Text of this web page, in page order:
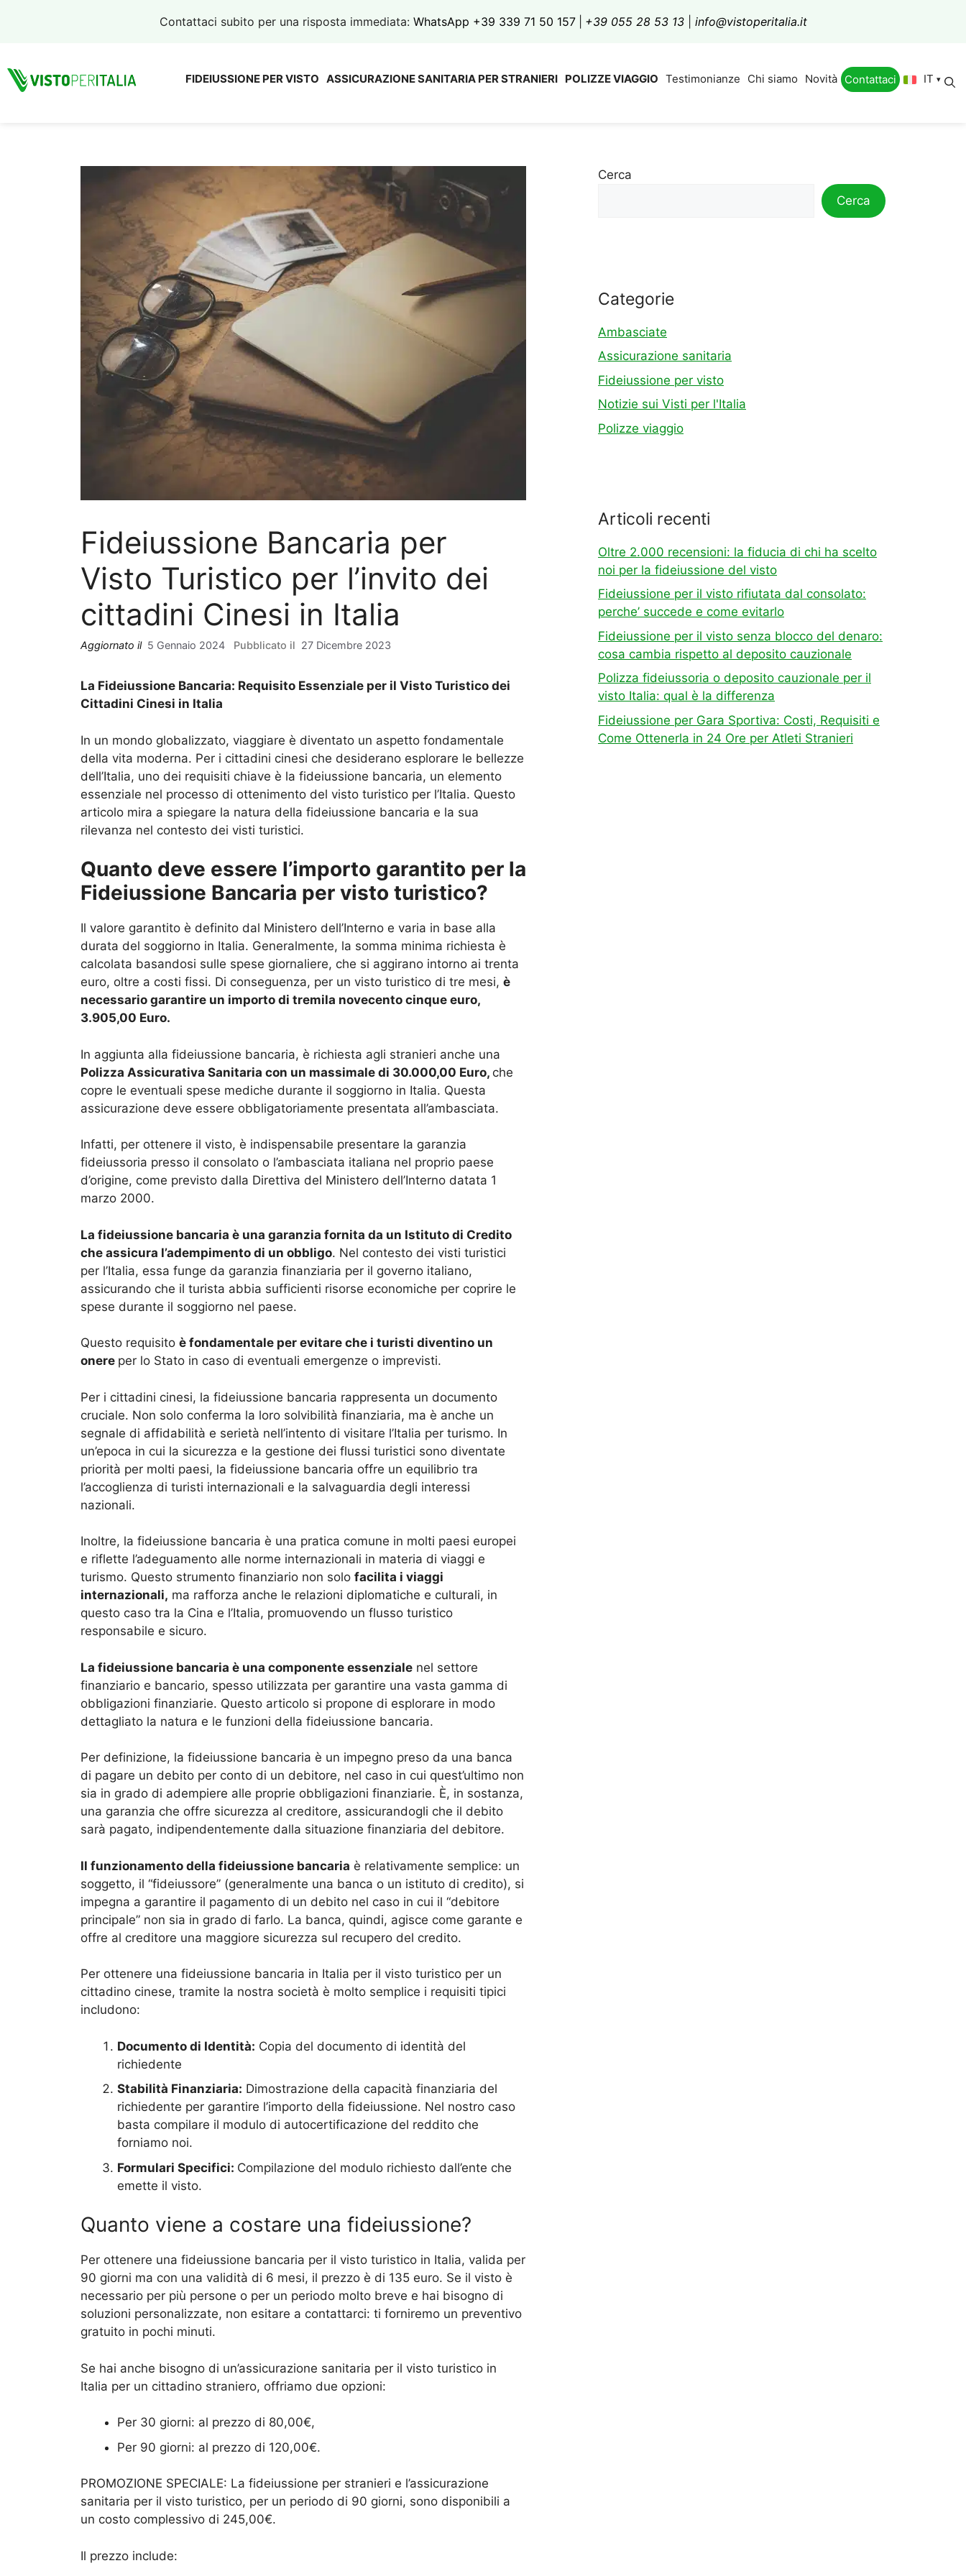
Contattaci subito per una risposta immediata: WhatsApp +39 339 71 50 157 +39 055 28 53 13 info@vistoperitalia.it
FIDEIUSSIONE PER VISTO ASSICURAZIONE SANITARIA PER STRANIERI POLIZZE VIAGGIO Testimonianze Chi siamo Novità Contattaci IT
Fideiussione Bancaria per
Visto Turistico per l’invito dei
cittadini Cinesi in Italia
5 Gennaio 2024 27 Dicembre 2023
La Fideiussione Bancaria: Requisito Essenziale per il Visto Turistico dei
Cittadini Cinesi in Italia
In un mondo globalizzato, viaggiare è diventato un aspetto fondamentale
della vita moderna. Per i cittadini cinesi che desiderano esplorare le bellezze
dell’Italia, uno dei requisiti chiave è la fideiussione bancaria, un elemento
essenziale nel processo di ottenimento del visto turistico per l’Italia. Questo
articolo mira a spiegare la natura della fideiussione bancaria e la sua
rilevanza nel contesto dei visti turistici.
Quanto deve essere l’importo garantito per la
Fideiussione Bancaria per visto turistico?
Il valore garantito è definito dal Ministero dell’Interno e varia in base alla
durata del soggiorno in Italia. Generalmente, la somma minima richiesta è
calcolata basandosi sulle spese giornaliere, che si aggirano intorno ai trenta
euro, oltre a costi fissi. Di conseguenza, per un visto turistico di tre mesi, è
necessario garantire un importo di tremila novecento cinque euro,
3.905,00 Euro.
In aggiunta alla fideiussione bancaria, è richiesta agli stranieri anche una
Polizza Assicurativa Sanitaria con un massimale di 30.000,00 Euro, che
copre le eventuali spese mediche durante il soggiorno in Italia. Questa
assicurazione deve essere obbligatoriamente presentata all’ambasciata.
Infatti, per ottenere il visto, è indispensabile presentare la garanzia
fideiussoria presso il consolato o l’ambasciata italiana nel proprio paese
d’origine, come previsto dalla Direttiva del Ministero dell’Interno datata 1
marzo 2000.
La fideiussione bancaria è una garanzia fornita da un Istituto di Credito
che assicura l’adempimento di un obbligo. Nel contesto dei visti turistici
per l’Italia, essa funge da garanzia finanziaria per il governo italiano,
assicurando che il turista abbia sufficienti risorse economiche per coprire le
spese durante il soggiorno nel paese.
Questo requisito è fondamentale per evitare che i turisti diventino un
onere per lo Stato in caso di eventuali emergenze o imprevisti.
Per i cittadini cinesi, la fideiussione bancaria rappresenta un documento
cruciale. Non solo conferma la loro solvibilità finanziaria, ma è anche un
segnale di affidabilità e serietà nell’intento di visitare l’Italia per turismo. In
un’epoca in cui la sicurezza e la gestione dei flussi turistici sono diventate
priorità per molti paesi, la fideiussione bancaria offre un equilibrio tra
l’accoglienza di turisti internazionali e la salvaguardia degli interessi
nazionali.
Inoltre, la fideiussione bancaria è una pratica comune in molti paesi europei
e riflette l’adeguamento alle norme internazionali in materia di viaggi e
turismo. Questo strumento finanziario non solo facilita i viaggi
internazionali, ma rafforza anche le relazioni diplomatiche e culturali, in
questo caso tra la Cina e l’Italia, promuovendo un flusso turistico
responsabile e sicuro.
La fideiussione bancaria è una componente essenziale nel settore
finanziario e bancario, spesso utilizzata per garantire una vasta gamma di
obbligazioni finanziarie. Questo articolo si propone di esplorare in modo
dettagliato la natura e le funzioni della fideiussione bancaria.
Per definizione, la fideiussione bancaria è un impegno preso da una banca
di pagare un debito per conto di un debitore, nel caso in cui quest’ultimo non
sia in grado di adempiere alle proprie obbligazioni finanziarie. È, in sostanza,
una garanzia che offre sicurezza al creditore, assicurandogli che il debito
sarà pagato, indipendentemente dalla situazione finanziaria del debitore.
Il funzionamento della fideiussione bancaria è relativamente semplice: un
soggetto, il “fideiussore” (generalmente una banca o un istituto di credito), si
impegna a garantire il pagamento di un debito nel caso in cui il “debitore
principale” non sia in grado di farlo. La banca, quindi, agisce come garante e
offre al creditore una maggiore sicurezza sul recupero del credito.
Per ottenere una fideiussione bancaria in Italia per il visto turistico per un
cittadino cinese, tramite la nostra società è molto semplice i requisiti tipici
includono:
Documento di Identità: Copia del documento di identità del
richiedente
Stabilità Finanziaria: Dimostrazione della capacità finanziaria del
richiedente per garantire l’importo della fideiussione. Nel nostro caso
basta compilare il modulo di autocertificazione del reddito che
forniamo noi.
Formulari Specifici: Compilazione del modulo richiesto dall’ente che
emette il visto.
Quanto viene a costare una fideiussione?
Per ottenere una fideiussione bancaria per il visto turistico in Italia, valida per
90 giorni ma con una validità di 6 mesi, il prezzo è di 135 euro. Se il visto è
necessario per più persone o per un periodo molto breve e hai bisogno di
soluzioni personalizzate, non esitare a contattarci: ti forniremo un preventivo
gratuito in pochi minuti.
Se hai anche bisogno di un’assicurazione sanitaria per il visto turistico in
Italia per un cittadino straniero, offriamo due opzioni:
Per 30 giorni: al prezzo di 80,00€,
Per 90 giorni: al prezzo di 120,00€.
PROMOZIONE SPECIALE: La fideiussione per stranieri e l’assicurazione
sanitaria per il visto turistico, per un periodo di 90 giorni, sono disponibili a
un costo complessivo di 245,00€.
Il prezzo include:
Cerca
Cerca
Categorie
Ambasciate
Assicurazione sanitaria
Fideiussione per visto
Notizie sui Visti per l'Italia
Polizze viaggio
Articoli recenti
Oltre 2.000 recensioni: la fiducia di chi ha scelto
noi per la fideiussione del visto
Fideiussione per il visto rifiutata dal consolato:
perche’ succede e come evitarlo
Fideiussione per il visto senza blocco del denaro:
cosa cambia rispetto al deposito cauzionale
Polizza fideiussoria o deposito cauzionale per il
visto Italia: qual è la differenza
Fideiussione per Gara Sportiva: Costi, Requisiti e
Come Ottenerla in 24 Ore per Atleti Stranieri